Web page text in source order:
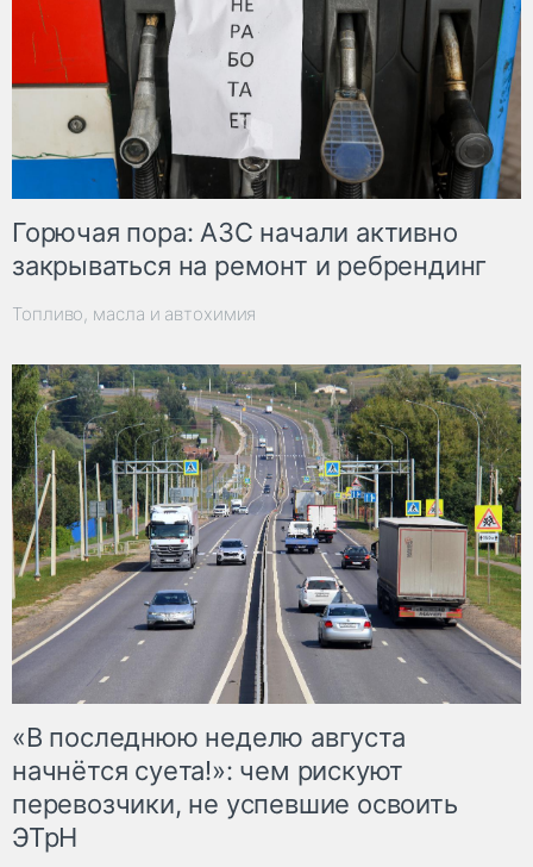
Горючая пора: АЗС начали активно
закрываться на ремонт и ребрендинг
Топливо, масла и автохимия
«В последнюю неделю августа
начнётся суета!»: чем рискуют
перевозчики, не успевшие освоить
ЭТрН